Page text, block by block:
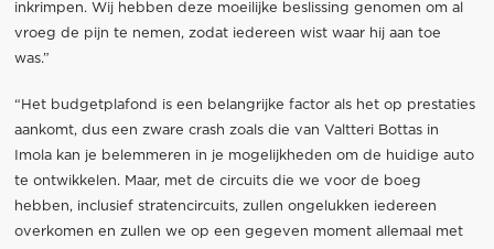
inkrimpen. Wij hebben deze moeilijke beslissing genomen om al
vroeg de pijn te nemen, zodat iedereen wist waar hij aan toe
was.”
“Het budgetplafond is een belangrijke factor als het op prestaties
aankomt, dus een zware crash zoals die van Valtteri Bottas in
Imola kan je belemmeren in je mogelijkheden om de huidige auto
te ontwikkelen. Maar, met de circuits die we voor de boeg
hebben, inclusief stratencircuits, zullen ongelukken iedereen
overkomen en zullen we op een gegeven moment allemaal met